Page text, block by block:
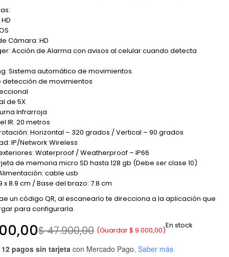
Cámara: HD
Acción de Alarma con avisos al celular cuando detecta
Sistema automático de movimientos.
detección de movimientos
de 5X
Infrarroja
IR: 20 metros
Horizontal – 320 grados / Vertical – 90 grados
IP/Network Wireless
Waterproof / Weatherproof – IP66
de memoria micro SD hasta 128 gb (Debe ser clase 10)
cable usb
x 8.9 cm / Base del brazo: 7.8 cm
un código QR, al escanearlo te direcciona a la aplicación que
para configurarla.
$47.900,00 (Guardar$ 9.000,00)
En stock
12 pagos sin tarjeta con Mercado Pago. Saber más